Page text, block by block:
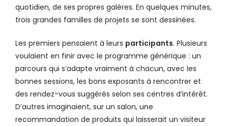
quotidien, de ses propres galères. En quelques minutes,
trois grandes familles de projets se sont dessinées.
Les premiers pensaient à leurs participants. Plusieurs
voulaient en finir avec le programme générique : un
parcours qui s’adapte vraiment à chacun, avec les
bonnes sessions, les bons exposants à rencontrer et
des rendez-vous suggérés selon ses centres d’intérêt.
D’autres imaginaient, sur un salon, une
recommandation de produits qui laisserait un visiteur